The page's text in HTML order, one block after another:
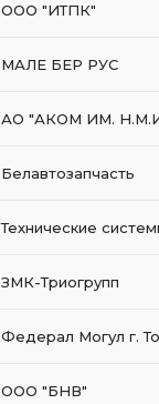
ООО "ИТПК"
МАЛЕ БЕР РУС
АО "АКОМ ИМ.
Белавтозапчасть
Технические
ЗМК-Триогрупп
Федерал Могул г.
ООО "БНВ"